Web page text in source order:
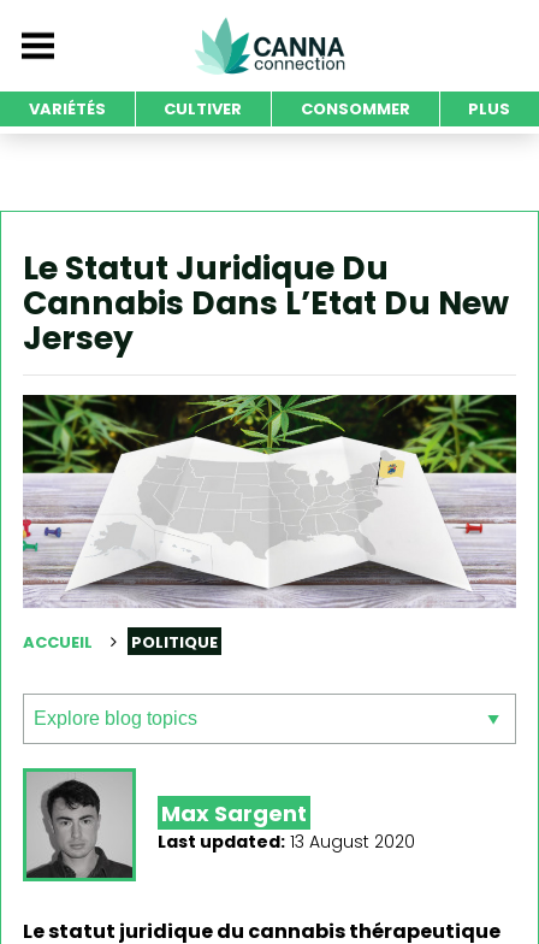
VARIÉTÉS CULTIVER CONSOMMER PLUS
Le Statut Juridique Du
Cannabis Dans L’Etat Du New
Jersey
ACCUEIL POLITIQUE
Max Sargent
Last updated: 13 August 2020
Le statut juridique du cannabis thérapeutique